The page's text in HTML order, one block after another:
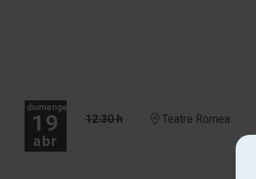
diumenge
19
abr
12:30 h Teatre Romea